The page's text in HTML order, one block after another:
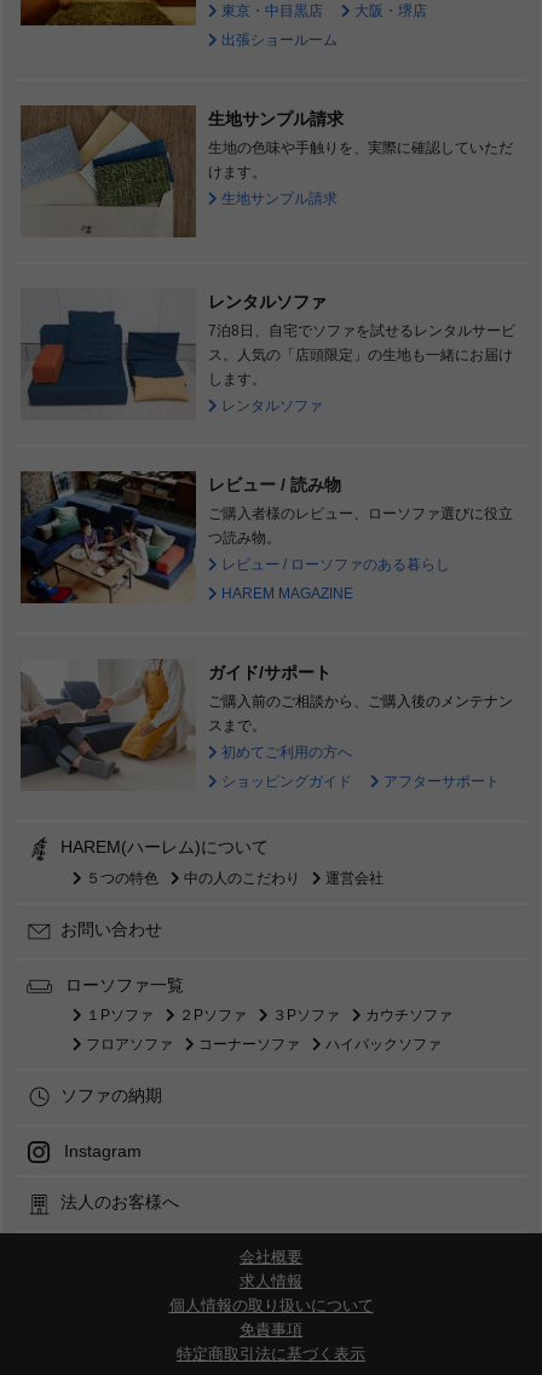
東京・中目黒店
大阪・堺店
出張ショールーム
生地サンプル請求
生地の色味や手触りを、実際に確認していただ
けます。
生地サンプル請求
レンタルソファ
7泊8日、自宅でソファを試せるレンタルサービ
ス。人気の「店頭限定」の生地も一緒にお届け
します。
レンタルソファ
レビュー / 読み物
ご購入者様のレビュー、ローソファ選びに役立
つ読み物。
レビュー / ローソファのある暮らし
HAREM MAGAZINE
ガイド/サポート
ご購入前のご相談から、ご購入後のメンテナン
スまで。
初めてご利用の方へ
ショッピングガイド
アフターサポート
HAREM(ハーレム)について
５つの特色 中の人のこだわり 運営会社
お問い合わせ
ローソファ一覧
１Pソファ ２Pソファ ３Pソファ
カウチソファ
フロアソファ
コーナーソファ ハイバックソファ
ソファの納期
Instagram
法人のお客様へ
会社概要
求人情報
個人情報の取り扱いについて
免責事項
特定商取引法に基づく表示